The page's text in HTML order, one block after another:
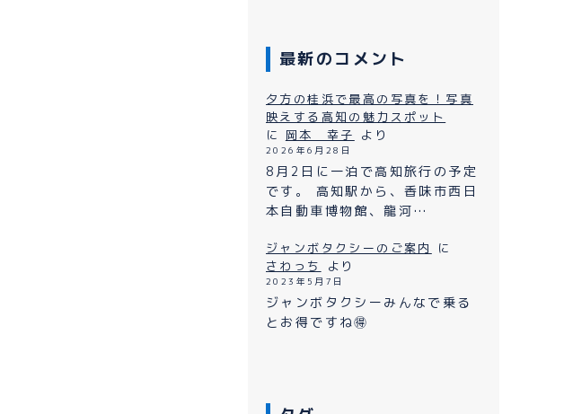
観光タクシーについて
プライバシーポリシー
お問い合わせ
最新のコメント
夕方の桂浜で最高の写真を！写真
映えする高知の魅力スポット
に 岡本 幸子 より
2026年6月28日
8月2日に一泊で高知旅行の予定
です。 高知駅から、香味市西日
本自動車博物館、龍河…
ジャンボタクシーのご案内
に
さわっち
より
2023年5月7日
ジャンボタクシーみんなで乗る
とお得ですね🉐